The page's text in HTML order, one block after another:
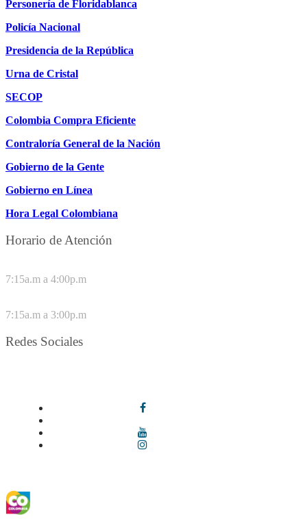
Personería de Floridablanca
Policía Nacional
Presidencia de la República
Urna de Cristal
SECOP
Colombia Compra Eficiente
Contraloría General de la Nación
Gobierno de la Gente
Gobierno en Línea
Hora Legal Colombiana
Horario de Atención
7:15a.m a 4:00p.m
7:15a.m a 3:00p.m
Redes Sociales